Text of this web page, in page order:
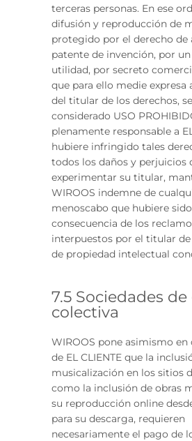
terceras personas. En ese
difusión y reproducción de
protegido por el derecho de
patente de invención, por
utilidad, por secreto
que para ello medie expresa
del titular de los derechos,
considerado USO
plenamente responsable a
hubiere infringido tales
todos los daños y perjuicios
experimentar su titular,
WIROOS indemne de
menoscabo que hubiere
consecuencia de los
interpuestos por el titular
de propiedad intelectual
7.5 Sociedades
colectiva
WIROOS pone asimismo
de EL CLIENTE que la
musicalización en los sitios
como la inclusión de obras
su reproducción online
para su descarga, requieren
necesariamente el pago de